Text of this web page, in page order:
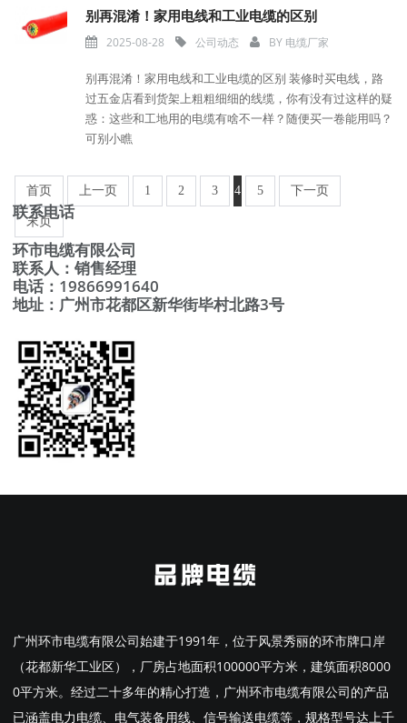
别再混淆！家用电线和工业电缆的区别
2025-08-28 公司动态 BY 电缆厂家
别再混淆！家用电线和工业电缆的区别 装修时买电线，路
过五金店看到货架上粗粗细细的线缆，你有没有过这样的疑
惑：这些和工地用的电缆有啥不一样？随便买一卷能用吗？
可别小瞧
首页 上一页 1 2 3 4 5 下一页
末页
联系电话
环市电缆有限公司
联系人：销售经理
电话：19866991640
地址：广州市花都区新华街毕村北路3号
广州环市电缆有限公司始建于1991年，位于风景秀丽的环市牌口岸
（花都新华工业区），厂房占地面积100000平方米，建筑面积8000
0平方米。经过二十多年的精心打造，广州环市电缆有限公司的产品
已涵盖电力电缆、电气装备用线、信号输送电缆等，规格型号达上千